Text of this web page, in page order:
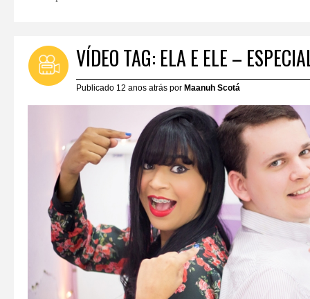
VÍDEO TAG: ELA E ELE –
Publicado 12 anos atrás por Maanuh Scotá